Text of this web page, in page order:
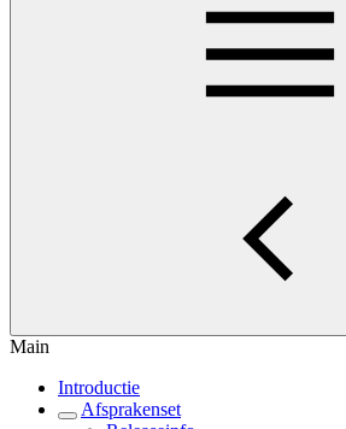
Main
Introductie
Afsprakenset